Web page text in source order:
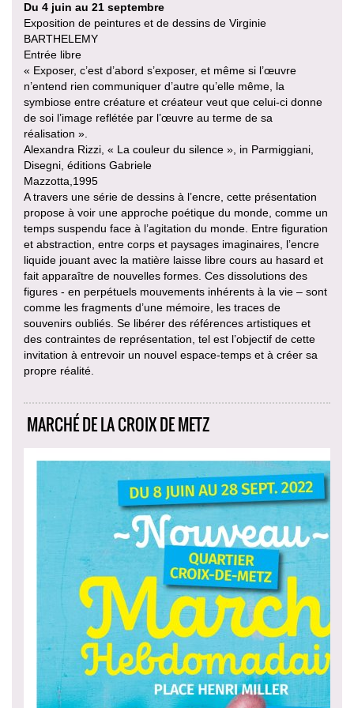
Du 4 juin au 21 septembre
Exposition de peintures et de dessins de Virginie
BARTHELEMY
Entrée libre
« Exposer, c’est d’abord s’exposer, et même si l’œuvre
n’entend rien communiquer d’autre qu’elle même, la
symbiose entre créature et créateur veut que celui-ci donne
de soi l’image reflétée par l’œuvre au terme de sa
réalisation ».
Alexandra Rizzi, « La couleur du silence », in Parmiggiani,
Disegni, éditions Gabriele
Mazzotta,1995
A travers une série de dessins à l’encre, cette présentation
propose à voir une approche poétique du monde, comme un
temps suspendu face à l’agitation du monde. Entre figuration
et abstraction, entre corps et paysages imaginaires, l’encre
liquide jouant avec la matière laisse libre cours au hasard et
fait apparaître de nouvelles formes. Ces dissolutions des
figures - en perpétuels mouvements inhérents à la vie – sont
comme les fragments d’une mémoire, les traces de
souvenirs oubliés. Se libérer des références artistiques et
des contraintes de représentation, tel est l’objectif de cette
invitation à entrevoir un nouvel espace-temps et à créer sa
propre réalité.
MARCHÉ DE LA CROIX DE METZ